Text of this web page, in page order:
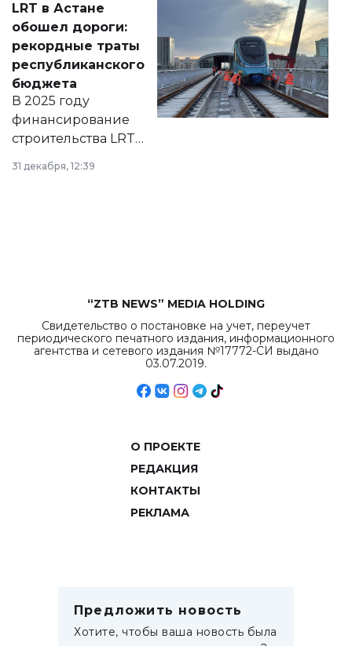
документ
появился в базе
нормативных
правовых актов и
на сайте маслихат
города.
LRT в Астане
обошел дороги:
рекордные траты
республиканского
бюджета
В 2025 году
финансирование
строительства LRT
в Астане из
республиканского
31 декабря, 12:39
“ZTB NEWS” MEDIA HOLDING
Свидетельство о постановке на учет, переучет
периодического печатного издания, информационного
агентства и сетевого издания №17772-СИ выдано
03.07.2019.
О ПРОЕКТЕ
РЕДАКЦИЯ
КОНТАКТЫ
РЕКЛАМА
Предложить новость
Хотите, чтобы ваша новость была